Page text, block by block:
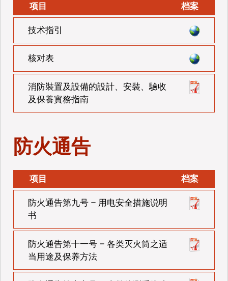
项目 档案
技术指引
核对表
消防裝置及設備的設計、安裝、驗收
及保養實務指南
防火通告
项目 档案
防火通告第九号 – 用电安全措施说明
书
防火通告第十一号 – 各类灭火筒之适
当用途及保养方法